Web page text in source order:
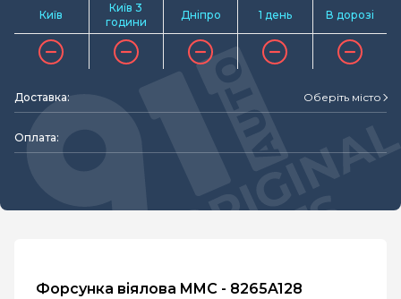
Київ
Київ 3
години
Дніпро 1 день В дорозі
Доставка: Оберіть місто
Оплата:
Форсунка віялова MMC - 8265A128